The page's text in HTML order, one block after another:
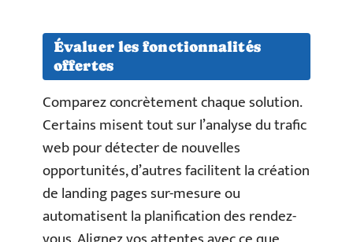
Évaluer les fonctionnalités
offertes
Comparez concrètement chaque solution.
Certains misent tout sur l’analyse du trafic
web pour détecter de nouvelles
opportunités, d’autres facilitent la création
de landing pages sur-mesure ou
automatisent la planification des rendez-